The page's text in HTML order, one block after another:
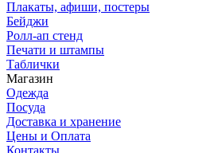
Плакаты, афиши, постеры
Бейджи
Ролл-ап стенд
Печати и штампы
Таблички
Магазин
Одежда
Посуда
Доставка и хранение
Цены и Оплата
Контакты